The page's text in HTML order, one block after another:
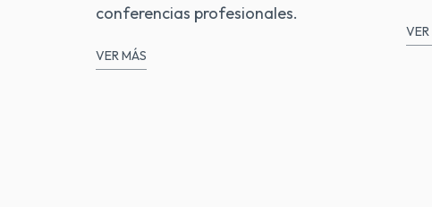
conferencias profesionales.
VER MÁS
VER